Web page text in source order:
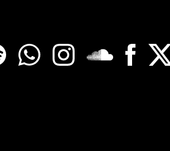
WhatsappInstagramSoundcloreFacebook
X